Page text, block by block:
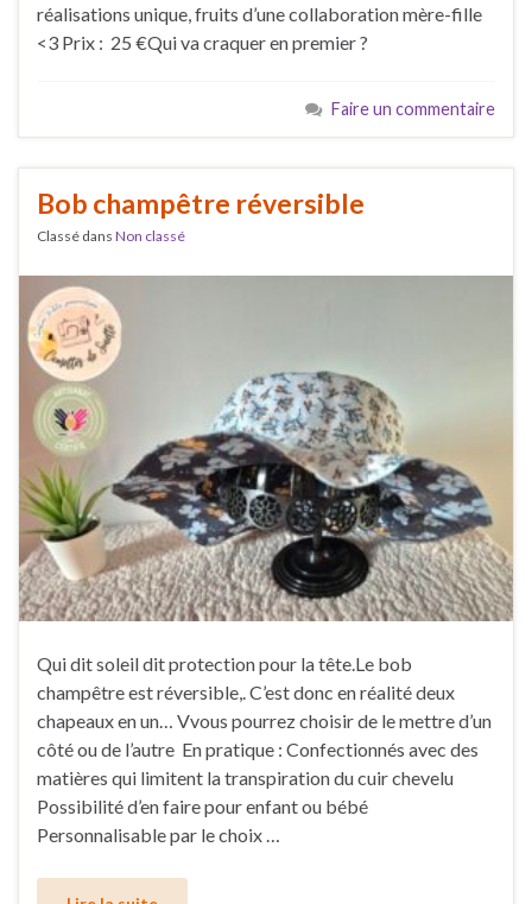
réalisations unique, fruits d’une collaboration mère-fille
<3 Prix : 25 €Qui va craquer en premier ?
Faire un commentaire
Bob champêtre réversible
Classé dans Non classé
Qui dit soleil dit protection pour la tête.Le bob
champêtre est réversible,. C’est donc en réalité deux
chapeaux en un… Vvous pourrez choisir de le mettre d’un
côté ou de l’autre En pratique : Confectionnés avec des
matières qui limitent la transpiration du cuir chevelu
Possibilité d’en faire pour enfant ou bébé
Personnalisable par le choix …